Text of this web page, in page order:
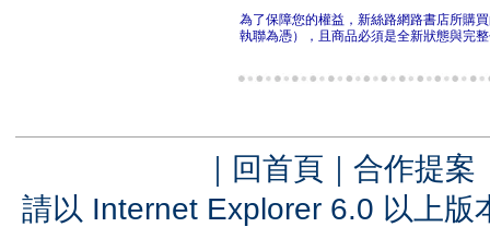
為了保障您的權益，新絲路網路書店所購
執聯為憑），且商品必須是全新狀態與完
｜ 回首頁 ｜ 合作提案
請以 Internet Explorer 6.0 以上